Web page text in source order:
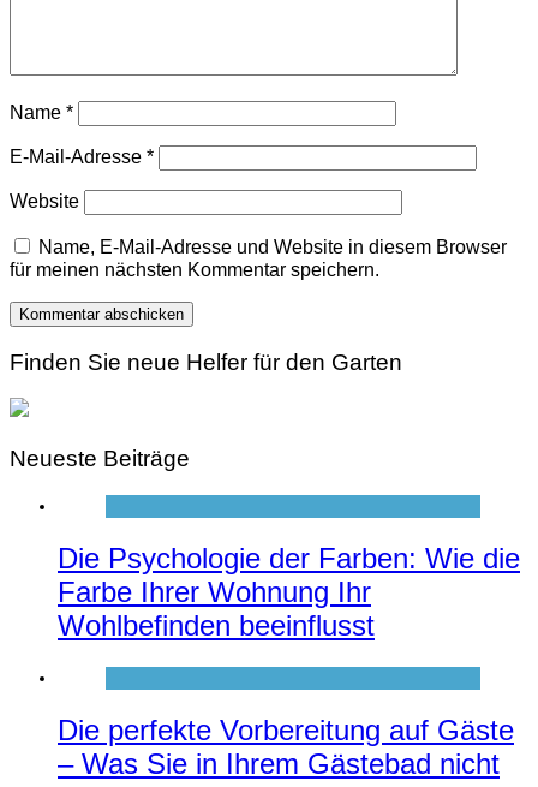
Name *
E-Mail-Adresse *
Website
Name, E-Mail-Adresse und Website in diesem Browser
für meinen nächsten Kommentar speichern.
Finden Sie neue Helfer für den Garten
Neueste Beiträge
Die Psychologie der Farben: Wie die
Farbe Ihrer Wohnung Ihr
Wohlbefinden beeinflusst
Die perfekte Vorbereitung auf Gäste
– Was Sie in Ihrem Gästebad nicht